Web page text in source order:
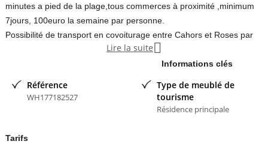
minutes a pied de la plage,tous commerces à proximité ,minimum
7jours, 100euro la semaine par personne.
Possibilité de transport en covoiturage entre Cahors et Roses par
Contacter l'annonceur
- membre depuis 16 ans
Lire la suite
Informations clés
Référence
WH177182527
Type de meublé de
tourisme
Résidence principale
Tarifs